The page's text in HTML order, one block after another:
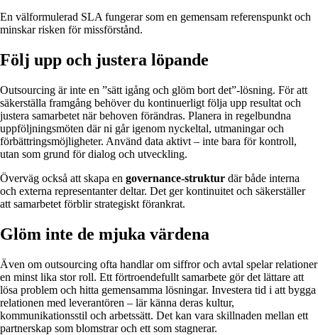
En välformulerad SLA fungerar som en gemensam referenspunkt och
minskar risken för missförstånd.
Följ upp och justera löpande
Outsourcing är inte en ”sätt igång och glöm bort det”-lösning. För att
säkerställa framgång behöver du kontinuerligt följa upp resultat och
justera samarbetet när behoven förändras. Planera in regelbundna
uppföljningsmöten där ni går igenom nyckeltal, utmaningar och
förbättringsmöjligheter. Använd data aktivt – inte bara för kontroll,
utan som grund för dialog och utveckling.
Överväg också att skapa en governance-struktur där både interna
och externa representanter deltar. Det ger kontinuitet och säkerställer
att samarbetet förblir strategiskt förankrat.
Glöm inte de mjuka värdena
Även om outsourcing ofta handlar om siffror och avtal spelar relationer
en minst lika stor roll. Ett förtroendefullt samarbete gör det lättare att
lösa problem och hitta gemensamma lösningar. Investera tid i att bygga
relationen med leverantören – lär känna deras kultur,
kommunikationsstil och arbetssätt. Det kan vara skillnaden mellan ett
partnerskap som blomstrar och ett som stagnerar.